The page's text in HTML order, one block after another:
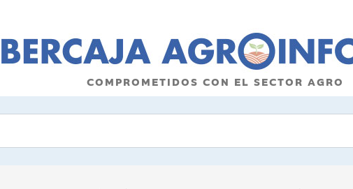
COMPROMETIDOS CON EL SECTOR AGRO